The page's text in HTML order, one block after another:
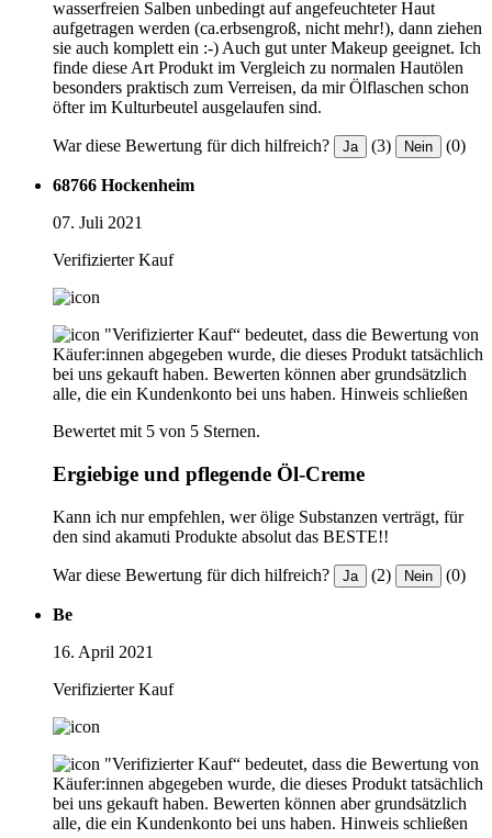
wasserfreien Salben unbedingt auf angefeuchteter Haut
aufgetragen werden (ca.erbsengroß, nicht mehr!), dann ziehen
sie auch komplett ein :-) Auch gut unter Makeup geeignet. Ich
finde diese Art Produkt im Vergleich zu normalen Hautölen
besonders praktisch zum Verreisen, da mir Ölflaschen schon
öfter im Kulturbeutel ausgelaufen sind.
War diese Bewertung für dich hilfreich? Ja (3) Nein (0)
68766 Hockenheim
07. Juli 2021
Verifizierter Kauf
"Verifizierter Kauf“ bedeutet, dass die Bewertung von
Käufer:innen abgegeben wurde, die dieses Produkt tatsächlich
bei uns gekauft haben. Bewerten können aber grundsätzlich
alle, die ein Kundenkonto bei uns haben. Hinweis schließen
Bewertet mit 5 von 5 Sternen.
Ergiebige und pflegende Öl-Creme
Kann ich nur empfehlen, wer ölige Substanzen verträgt, für
den sind akamuti Produkte absolut das BESTE!!
War diese Bewertung für dich hilfreich? Ja (2) Nein (0)
Be
16. April 2021
Verifizierter Kauf
"Verifizierter Kauf“ bedeutet, dass die Bewertung von
Käufer:innen abgegeben wurde, die dieses Produkt tatsächlich
bei uns gekauft haben. Bewerten können aber grundsätzlich
alle, die ein Kundenkonto bei uns haben. Hinweis schließen